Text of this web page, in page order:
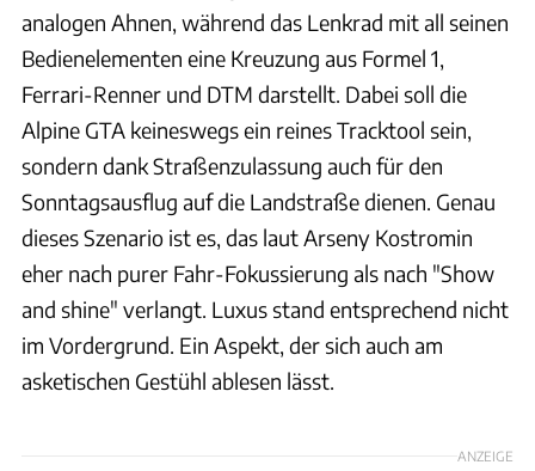
analogen Ahnen, während das Lenkrad mit all seinen
Bedienelementen eine Kreuzung aus Formel 1,
Ferrari-Renner und DTM darstellt. Dabei soll die
Alpine GTA keineswegs ein reines Tracktool sein,
sondern dank Straßenzulassung auch für den
Sonntagsausflug auf die Landstraße dienen. Genau
dieses Szenario ist es, das laut Arseny Kostromin
eher nach purer Fahr-Fokussierung als nach "Show
and shine" verlangt. Luxus stand entsprechend nicht
im Vordergrund. Ein Aspekt, der sich auch am
asketischen Gestühl ablesen lässt.
ANZEIGE